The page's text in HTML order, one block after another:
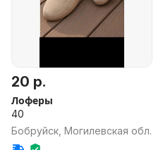
20 р.
Лоферы
40
Бобруйск, Могилевская обл.